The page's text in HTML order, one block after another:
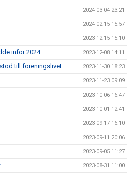
2024-03-04 23:21
2024-02-15 15:57
2023-12-15 15:10
inför 2024. 2023-12-08 14:11
till föreningslivet 2023-11-30 18:23
2023-11-23 09:09
2023-10-06 16:47
2023-10-01 12:41
2023-09-17 16:10
2023-09-11 20:06
2023-09-05 11:27
2023-08-31 11:00